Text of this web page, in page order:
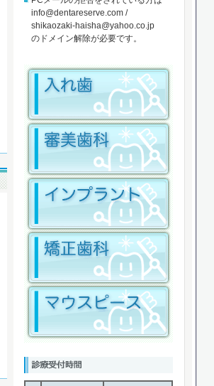
info@dentareserve.com /
shikaozaki-haisha@yahoo.co.jp
のドメイン解除が必要です。